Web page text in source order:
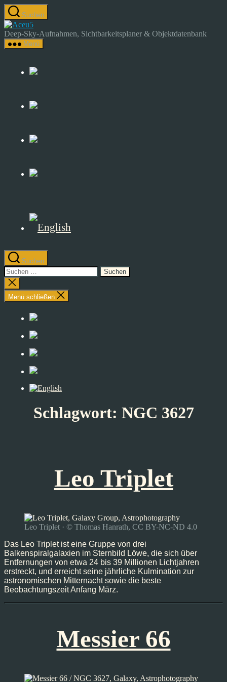
Zum
Inhalt
springen
Suchen
Astrocamp
–
Astrofotografie
Sky-
Deep-Sky-Aufnahmen, Sichtbarkeitsplaner & Objektdatenbank
Menü
Suchen
Suchen
nach:
Suche
schließen
Menü schließen
Schlagwort: NGC 3627
Leo Triplet
Leo Triplet · © Thomas Hanrath, CC BY-NC-ND 4.0
Das Leo Triplet ist eine Gruppe von drei
Balkenspiralgalaxien im Sternbild Löwe, die sich über
Entfernungen von etwa 24 bis 39 Millionen Lichtjahren
erstreckt, und erreicht seine jährliche Kulmination zur
astronomischen Mitternacht sowie die beste
Beobachtungszeit Anfang März.
Messier 66